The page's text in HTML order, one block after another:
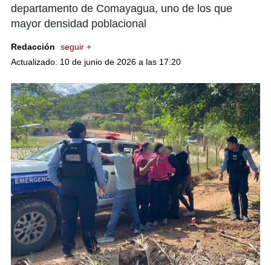
departamento de Comayagua, uno de los que
mayor densidad poblacional
Redacción
seguir +
Actualizado: 10 de junio de 2026 a las 17:20